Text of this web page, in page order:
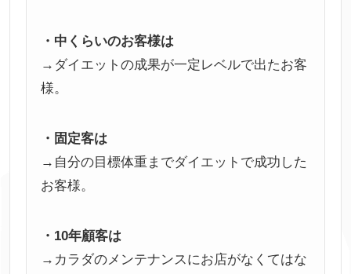
・中くらいのお客様は
→ダイエットの成果が一定レベルで出たお客
様。
・固定客は
→自分の目標体重までダイエットで成功した
お客様。
・10年顧客は
→カラダのメンテナンスにお店がなくてはな